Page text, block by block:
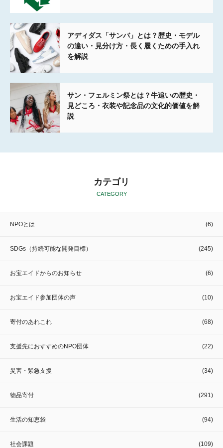
アディダス「サンバ」とは？歴史・モデル
の違い・見分け方・長く履くための手入れ
を解説
サン・フェルミン祭とは？牛追いの歴史・
見どころ・衣装や記念品の文化的価値を解
説
カテゴリ
CATEGORY
NPOとは (6)
SDGs（持続可能な開発目標） (245)
お宝エイドからのお知らせ (6)
お宝エイド参加団体の声 (10)
寄付のあれこれ (68)
支援先におすすめのNPO団体 (22)
災害・緊急支援 (34)
物品寄付 (291)
生活の知恵袋 (94)
社会課題 (109)